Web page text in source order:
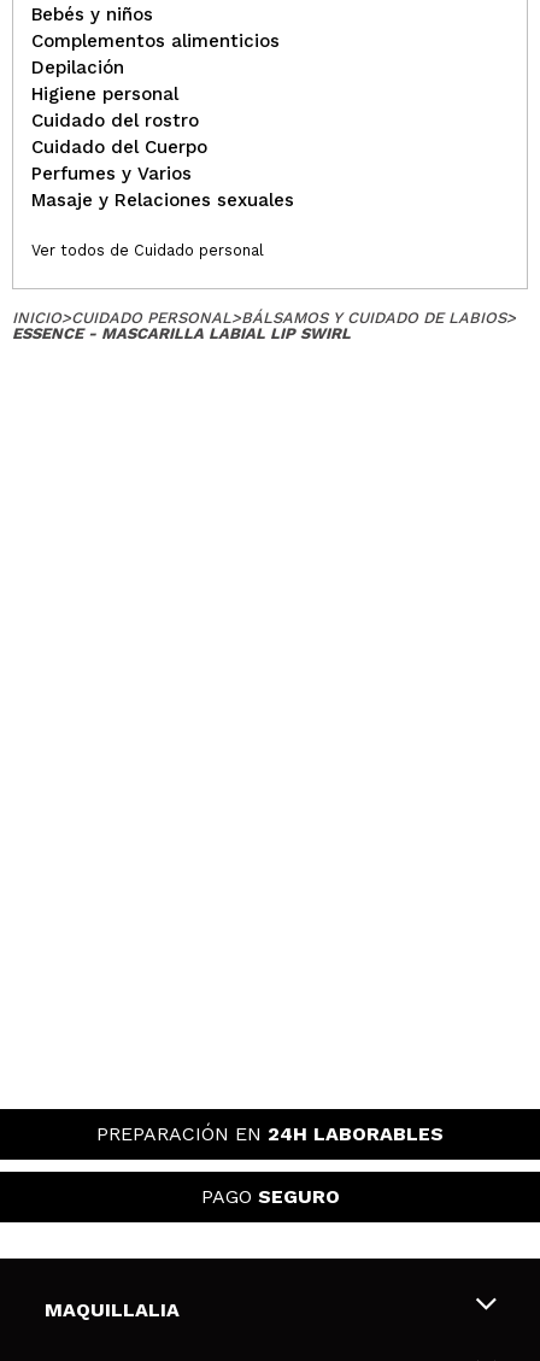
Bebés y niños
Complementos alimenticios
Depilación
Higiene personal
Cuidado del rostro
Cuidado del Cuerpo
Perfumes y Varios
Masaje y Relaciones sexuales
Ver todos de Cuidado personal
INICIO>CUIDADO PERSONAL>BÁLSAMOS Y CUIDADO DE LABIOS>
ESSENCE - MASCARILLA LABIAL LIP SWIRL
PREPARACIÓN EN 24H LABORABLES
PAGO SEGURO
MAQUILLALIA